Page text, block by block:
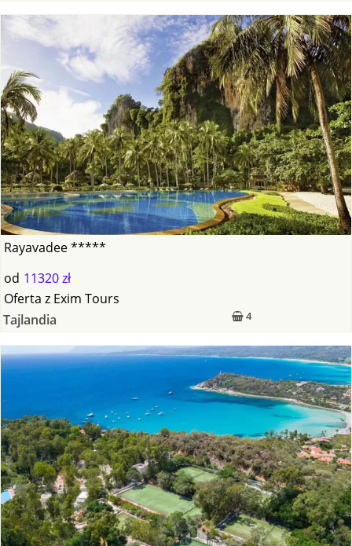
Rayavadee *****
od 11320 zł
4
Oferta z Exim Tours
Tajlandia